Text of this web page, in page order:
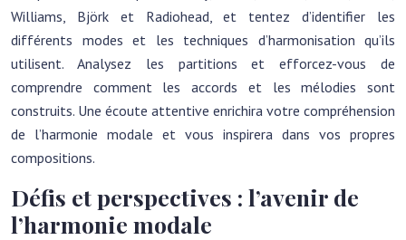
Williams, Björk et Radiohead, et tentez d’identifier les
différents modes et les techniques d’harmonisation qu’ils
utilisent. Analysez les partitions et efforcez-vous de
comprendre comment les accords et les mélodies sont
construits. Une écoute attentive enrichira votre compréhension
de l’harmonie modale et vous inspirera dans vos propres
compositions.
Défis et perspectives : l’avenir de
l’harmonie modale